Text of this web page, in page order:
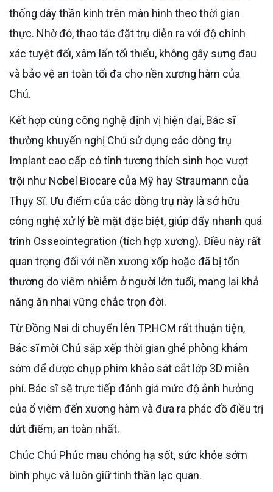
thống dây thần kinh trên màn hình theo thời gian
thực. Nhờ đó, thao tác đặt trụ diễn ra với độ chính
xác tuyệt đối, xâm lấn tối thiểu, không gây sưng đau
và bảo vệ an toàn tối đa cho nền xương hàm của
Chú.
Kết hợp cùng công nghệ định vị hiện đại, Bác sĩ
thường khuyến nghị Chú sử dụng các dòng trụ
Implant cao cấp có tính tương thích sinh học vượt
trội như Nobel Biocare của Mỹ hay Straumann của
Thụy Sĩ. Ưu điểm của các dòng trụ này là sở hữu
công nghệ xử lý bề mặt đặc biệt, giúp đẩy nhanh quá
trình Osseointegration (tích hợp xương). Điều này rất
quan trọng đối với nền xương xốp hoặc đã bị tổn
thương do viêm nhiễm ở người lớn tuổi, mang lại khả
năng ăn nhai vững chắc trọn đời.
Từ Đồng Nai di chuyển lên TP.HCM rất thuận tiện,
Bác sĩ mời Chú sắp xếp thời gian ghé phòng khám
sớm để được chụp phim khảo sát cắt lớp 3D miễn
phí. Bác sĩ sẽ trực tiếp đánh giá mức độ ảnh hưởng
của ổ viêm đến xương hàm và đưa ra phác đồ điều trị
dứt điểm, an toàn nhất.
Chúc Chú Phúc mau chóng hạ sốt, sức khỏe sớm
bình phục và luôn giữ tinh thần lạc quan.